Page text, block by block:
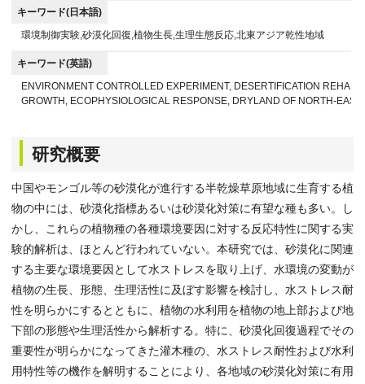
キーワード(日本語)
環境制御実験,砂漠化回復,植物生長,生理生態反応,北東アジア乾性地域
キーワード(英語)
ENVIRONMENT CONTROLLED EXPERIMENT, DESERTIFICATION
GROWTH, ECOPHYSIOLOGICAL RESPONSE, DRYLAND OF NORTH-EAST
研究概要
中国やモンゴル等の砂漠化が進行する半乾燥草原地域に生育する植
物の中には、砂漠化指標あるいは砂漠化対策に有望な種も多い。し
かし、これらの植物種の各種環境要因に対する反応特性に関する実
験的解析は、ほとんど行われていない。本研究では、砂漠化に関連
する主要な環境要因として水ストレスを取り上げ、水環境の変動が
植物の生長、形態、生理活性に及ぼす影響を検討し、水ストレス耐
性を明らかにするとともに、植物の水利用を植物の地上部および地
下部の形態や生理活性から解析する。特に、砂漠化回復過程でその
重要性が明らかになってきた灌木種の、水ストレス耐性および水利
用特性等の機作を解明することにより、各地域の砂漠化対策に有用